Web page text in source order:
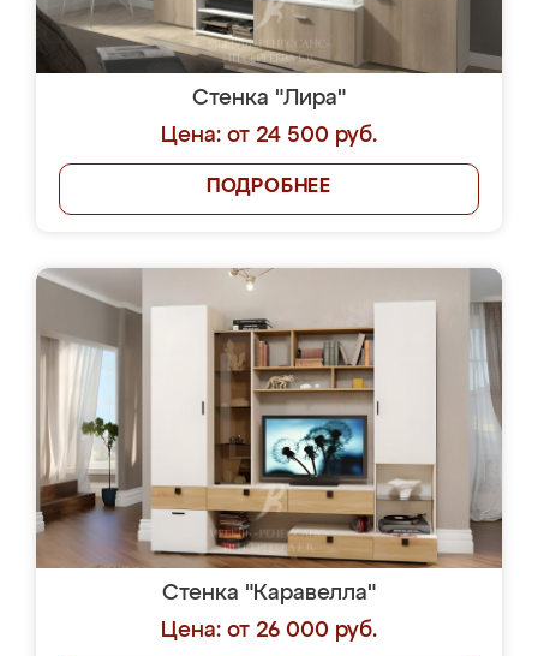
Стенка "Лира"
Цена: от 24 500 руб.
ПОДРОБНЕЕ
Стенка "Каравелла"
Цена: от 26 000 руб.